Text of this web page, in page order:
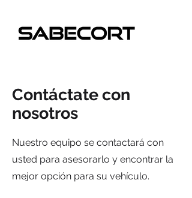
Contáctate con
nosotros
Nuestro equipo se contactará con
usted para asesorarlo y encontrar la
mejor opción para su vehículo.